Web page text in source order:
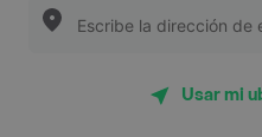
Usar mi